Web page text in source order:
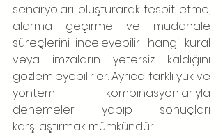
senaryoları oluşturarak tespit etme,
alarma geçirme ve müdahale
süreçlerini inceleyebilir; hangi kural
veya imzaların yetersiz kaldığını
gözlemleyebilirler. Ayrıca farklı yük ve
yöntem kombinasyonlarıyla
denemeler yapıp sonuçları
karşılaştırmak mümkündür.